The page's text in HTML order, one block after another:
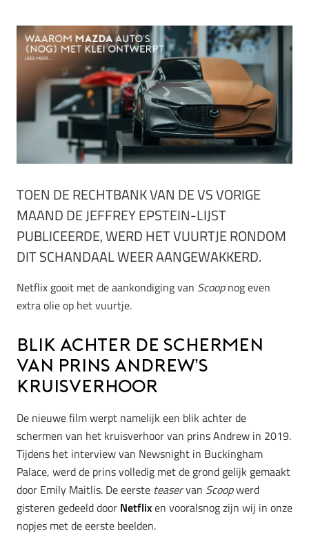
TOEN DE RECHTBANK VAN DE VS VORIGE
MAAND DE JEFFREY EPSTEIN-LIJST
PUBLICEERDE, WERD HET VUURTJE RONDOM
DIT SCHANDAAL WEER AANGEWAKKERD.
Netflix gooit met de aankondiging van Scoopnog even
extra olie op het vuurtje.
Blik achter de schermen
van prins Andrew’s
kruisverhoor
De nieuwe film werpt namelijk een blik achter de
schermen van het kruisverhoor van prins Andrew in 2019.
Tijdens het interview van Newsnight in Buckingham
Palace, werd de prins volledig met de grond gelijk gemaakt
door Emily Maitlis. De eerste teaservan Scoopwerd
gisteren gedeeld door Netflixen vooralsnog zijn wij in onze
nopjes met de eerste beelden.